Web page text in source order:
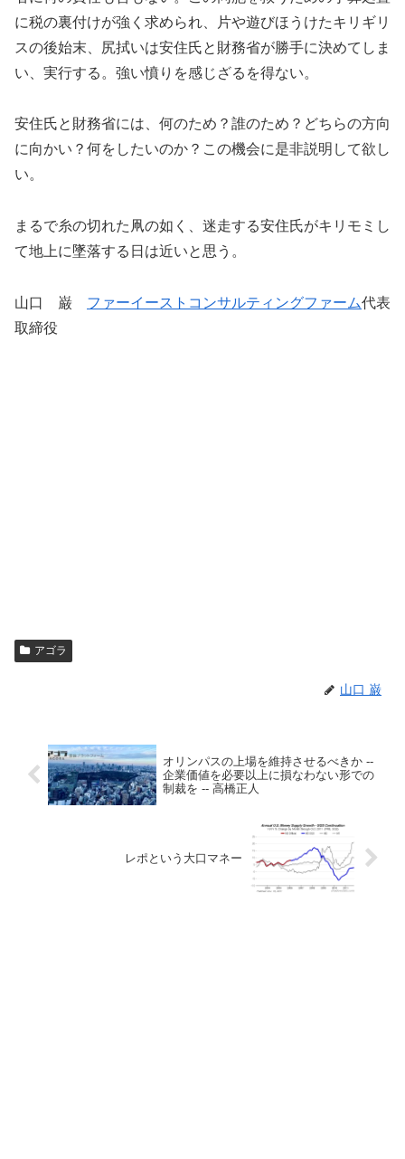
に税の裏付けが強く求められ、片や遊びほうけたキリギリ
スの後始末、尻拭いは安住氏と財務省が勝手に決めてしま
い、実行する。強い憤りを感じざるを得ない。
安住氏と財務省には、何のため？誰のため？どちらの方向
に向かい？何をしたいのか？この機会に是非説明して欲し
い。
まるで糸の切れた凧の如く、迷走する安住氏がキリモミし
て地上に墜落する日は近いと思う。
山口 巌 ファーイーストコンサルティングファーム代表
取締役
アゴラ
山口 巌
オリンパスの上場を維持させるべきか --
企業価値を必要以上に損なわない形での
制裁を -- 高橋正人
レポという大口マネー